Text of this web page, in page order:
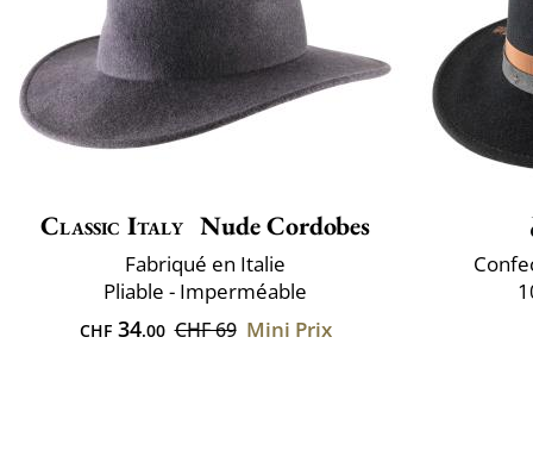
Classic Italy Nude Cordobes
Fabriqué en Italie
Pliable - Imperméable
CHF34.00 CHF 69 Mini Prix